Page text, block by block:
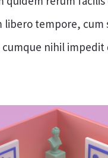
libero tempore, cum
nihil impedit